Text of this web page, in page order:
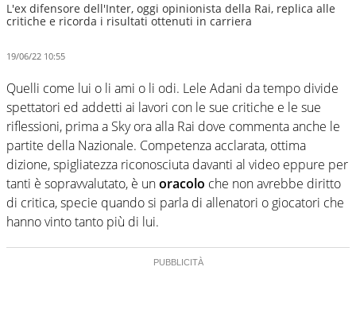
L'ex difensore dell'Inter, oggi opinionista della Rai, replica alle
critiche e ricorda i risultati ottenuti in carriera
19/06/22 10:55
Quelli come lui o li ami o li odi. Lele Adani da tempo divide
spettatori ed addetti ai lavori con le sue critiche e le sue
riflessioni, prima a Sky ora alla Rai dove commenta anche le
partite della Nazionale. Competenza acclarata, ottima
dizione, spigliatezza riconosciuta davanti al video eppure per
tanti è sopravvalutato, è unoracolo che non avrebbe diritto
di critica, specie quando si parla di allenatori o giocatori che
hanno vinto tanto più di lui.